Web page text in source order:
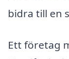
bidra till en
Ett företag